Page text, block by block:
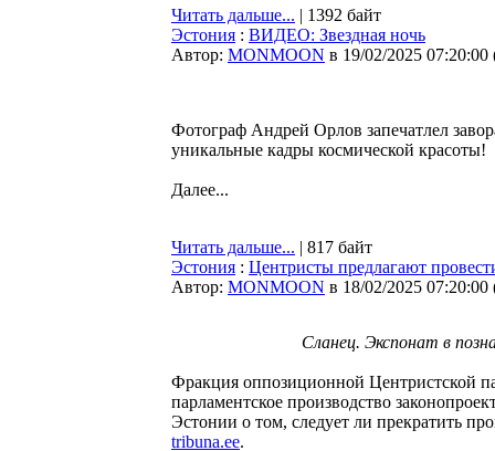
Читать дальше... | 1392 байт
Эстония : ВИДЕО: Звездная ночь
Автор: MONMOON в 19/02/2025 07:20:00
Фотограф Андрей Орлов запечатлел
уникальные кадры космической красоты!
Далее...
Читать дальше... | 817 байт
Эстония : Центристы предлагают
Автор: MONMOON в 18/02/2025 07:20:00
Сланец. Экспонат в
Фракция оппозиционной Центристской
парламентское производство
Эстонии о том, следует ли прекратить
tribuna.ee.